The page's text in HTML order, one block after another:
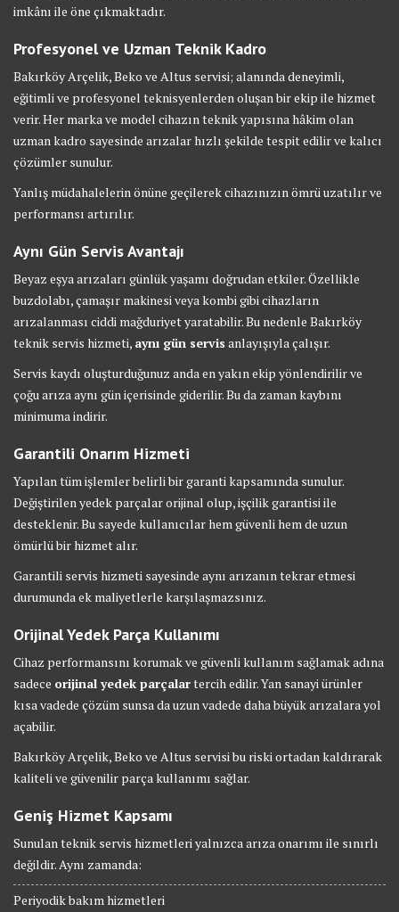
imkânı ile öne çıkmaktadır.
Profesyonel ve Uzman Teknik Kadro
Bakırköy Arçelik, Beko ve Altus servisi; alanında deneyimli,
eğitimli ve profesyonel teknisyenlerden oluşan bir ekip ile hizmet
verir. Her marka ve model cihazın teknik yapısına hâkim olan
uzman kadro sayesinde arızalar hızlı şekilde tespit edilir ve kalıcı
çözümler sunulur.
Yanlış müdahalelerin önüne geçilerek cihazınızın ömrü uzatılır ve
performansı artırılır.
Aynı Gün Servis Avantajı
Beyaz eşya arızaları günlük yaşamı doğrudan etkiler. Özellikle
buzdolabı, çamaşır makinesi veya kombi gibi cihazların
arızalanması ciddi mağduriyet yaratabilir. Bu nedenle Bakırköy
teknik servis hizmeti, aynı gün servis anlayışıyla çalışır.
Servis kaydı oluşturduğunuz anda en yakın ekip yönlendirilir ve
çoğu arıza aynı gün içerisinde giderilir. Bu da zaman kaybını
minimuma indirir.
Garantili Onarım Hizmeti
Yapılan tüm işlemler belirli bir garanti kapsamında sunulur.
Değiştirilen yedek parçalar orijinal olup, işçilik garantisi ile
desteklenir. Bu sayede kullanıcılar hem güvenli hem de uzun
ömürlü bir hizmet alır.
Garantili servis hizmeti sayesinde aynı arızanın tekrar etmesi
durumunda ek maliyetlerle karşılaşmazsınız.
Orijinal Yedek Parça Kullanımı
Cihaz performansını korumak ve güvenli kullanım sağlamak adına
sadece orijinal yedek parçalartercih edilir. Yan sanayi ürünler
kısa vadede çözüm sunsa da uzun vadede daha büyük arızalara yol
açabilir.
Bakırköy Arçelik, Beko ve Altus servisi bu riski ortadan kaldırarak
kaliteli ve güvenilir parça kullanımı sağlar.
Geniş Hizmet Kapsamı
Sunulan teknik servis hizmetleri yalnızca arıza onarımı ile sınırlı
değildir. Aynı zamanda:
Periyodik bakım hizmetleri